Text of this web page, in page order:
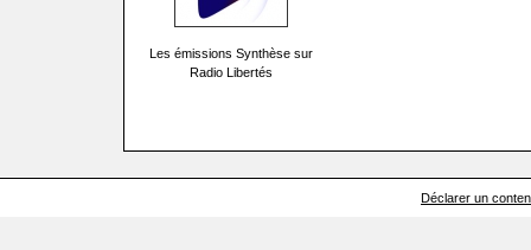
Les émissions Synthèse sur
Radio Libertés
Déclarer un